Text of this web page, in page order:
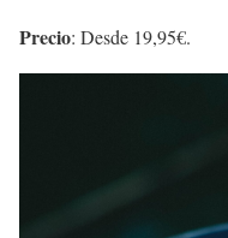
Precio: Desde 19,95€.